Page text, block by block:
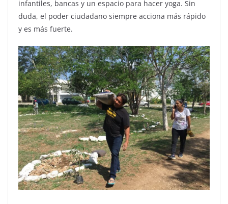
infantiles, bancas y un espacio para hacer yoga. Sin
duda, el poder ciudadano siempre acciona más rápido
y es más fuerte.